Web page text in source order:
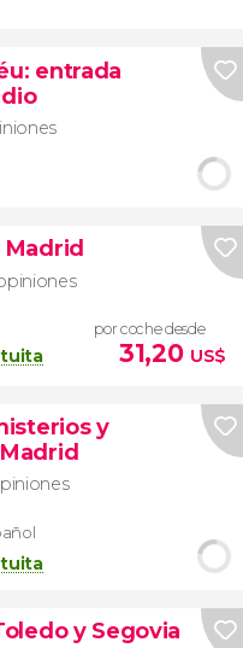
entrada
Madrid
por coche desde
31,20 US$
y
y Segovia